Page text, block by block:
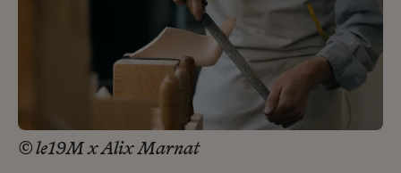
© le19M x Alix Marnat